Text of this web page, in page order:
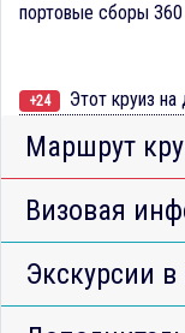
портовые сборы
+24 Этот круиз
Маршрут
Визовая
Экскурсии в